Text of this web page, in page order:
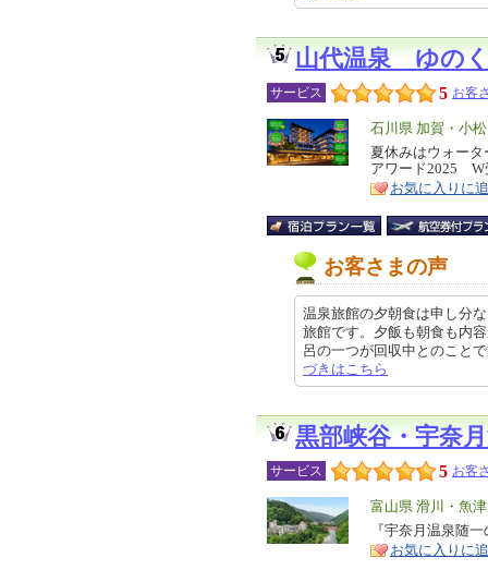
山代温泉 ゆの
サービス 5 お客
エ
リ
ア
石川県 加賀・小
特
徴
夏休みはウォー
アワード2025 W
お気に入りに
お客さまの声
温泉旅館の夕朝食は申し分
旅館です。夕飯も朝食も内
呂の一つが回収中とのこと
づきはこちら
黒部峡谷・宇奈
サービス 5 お客
エ
リ
ア
富山県 滑川・魚
特
徴
『宇奈月温泉随
お気に入りに